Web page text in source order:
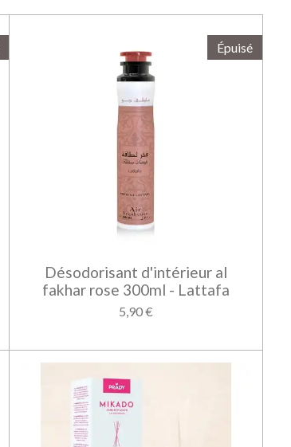
Épuisé
Désodorisant d'intérieur al
fakhar rose 300ml - Lattafa
5,90 €